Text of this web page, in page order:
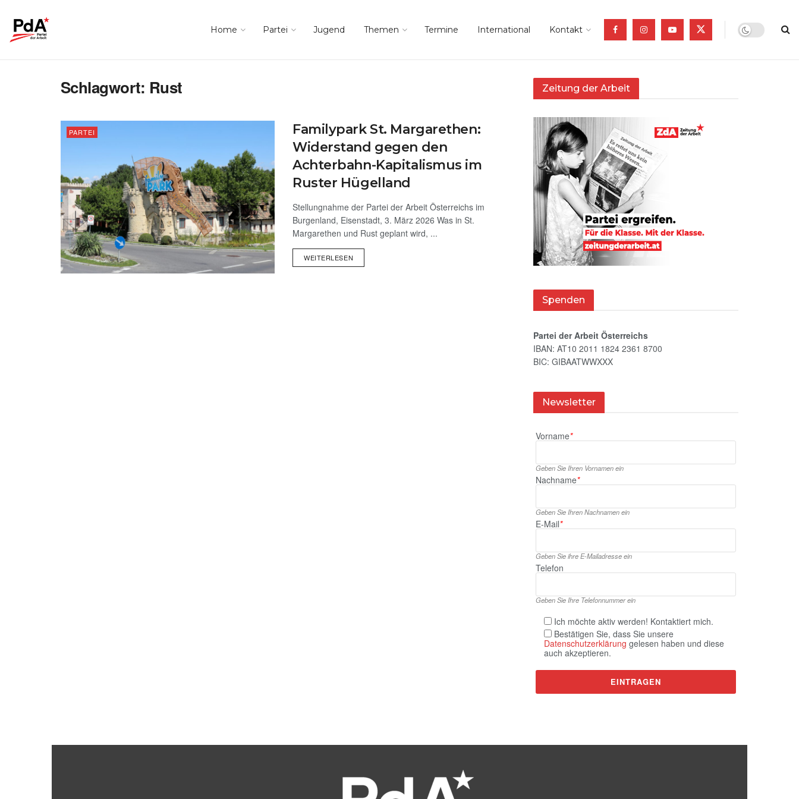
Home Partei Jugend Themen Termine International Kontakt
Schlagwort: Rust
PARTEI
Familypark St. Margarethen:
Widerstand gegen den
Achterbahn-Kapitalismus im
Ruster Hügelland
Stellungnahme der Partei der Arbeit Österreichs im
Burgenland, Eisenstadt, 3. März 2026 Was in St.
Margarethen und Rust geplant wird, ...
WEITERLESEN
Zeitung der Arbeit
Spenden
Partei der Arbeit Österreichs
IBAN: AT10 2011 1824 2361 8700
BIC: GIBAATWWXXX
Newsletter
Vorname*
Geben Sie Ihren Vornamen ein
Nachname*
Geben Sie Ihren Nachnamen ein
E‑Mail*
Geben Sie ihre E‑Mailadresse ein
Telefon
Geben Sie Ihre Telefonnummer ein
Ich möchte aktiv werden! Kontaktiert mich.
Bestätigen Sie, dass Sie unsere
Datenschutzerklärung gelesen haben und diese
auch akzeptieren.